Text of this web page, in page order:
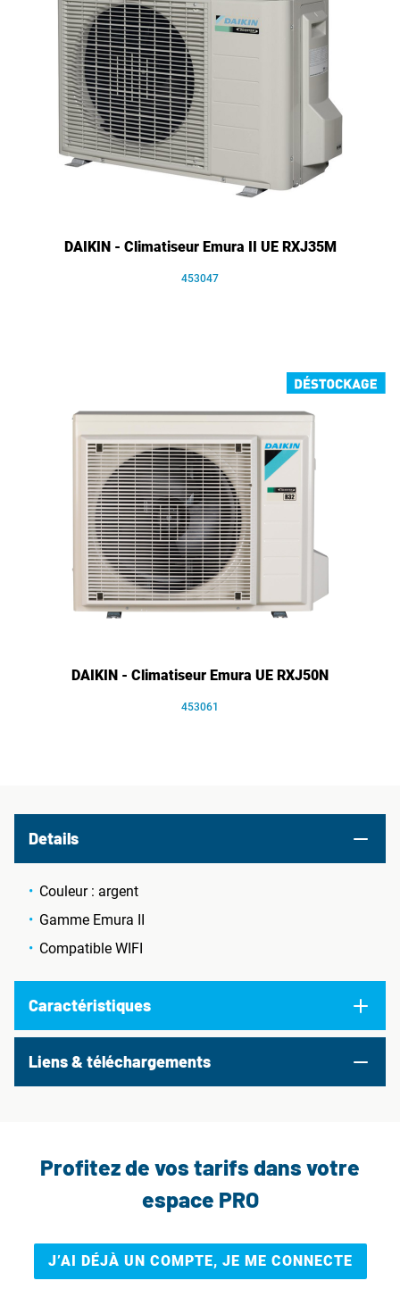
DAIKIN - Climatiseur Emura II UE RXJ35M
453047
DAIKIN - Climatiseur Emura UE RXJ50N
453061
Details
Couleur : argent
Gamme Emura II
Compatible WIFI
Caractéristiques
Liens & téléchargements
Profitez de vos tarifs dans votre
espace PRO
J’AI DÉJÀ UN COMPTE, JE ME CONNECTE